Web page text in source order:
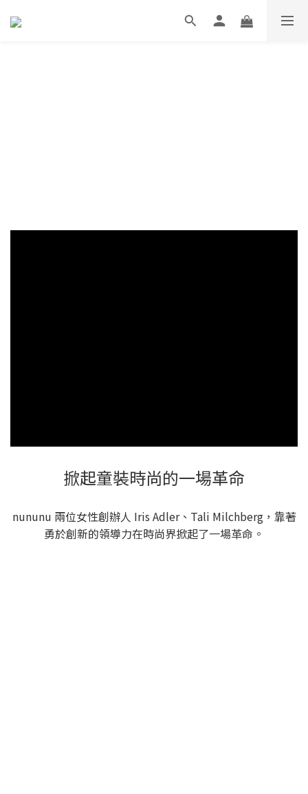
掀起童裝時尚的一場革命
nununu 兩位女性創辦人 Iris Adler、Tali Milchberg，靠著
勇於創新的領導力在時尚界掀起了一場革命。